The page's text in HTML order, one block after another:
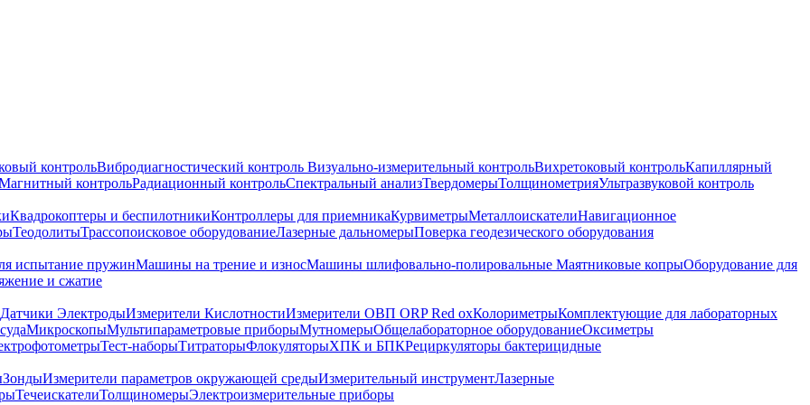
контрольВибродиагностический контроль Визуально-измерительный контрольВихретоковый контрольКапиллярный
контрольРадиационный контрольСпектральный анализТвердомерыТолщинометрияУльтразвуковой контроль
Квадрокоптеры и беспилотникиКонтроллеры для приемникаКурвиметрыМеталлоискателиНавигационное
ТеодолитыТрассопоисковое оборудованиеЛазерные дальномерыПоверка геодезического оборудования
испытание пружинМашины на трение и износМашины шлифовально-полировальные Маятниковые копрыОборудование для
и сжатие
Датчики ЭлектродыИзмерители КислотностиИзмерители ОВП ORP Red oxКолориметрыКомплектующие для лабораторных
МикроскопыМультипараметровые приборыМутномерыОбщелабораторное оборудованиеОксиметры
Тест-наборыТитраторыФлокуляторыХПК и БПКРециркуляторы бактерицидные
ЗондыИзмерители параметров окружающей средыИзмерительный инструментЛазерные
ТечеискателиТолщиномерыЭлектроизмерительные приборы